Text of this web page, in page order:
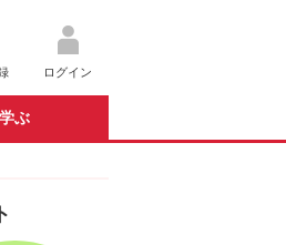
ログイン
ぶ